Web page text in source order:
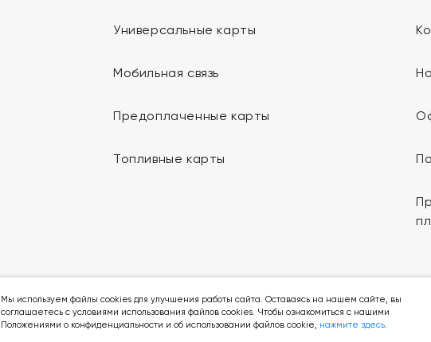
Универсальные карты
Мобильная связь
Предоплаченные карты
Топливные карты
Мы в социальных сетях:
Мы используем файлы cookies для улучшения работы сайта. Оставаясь на нашем сайте, вы
соглашаетесь с условиями использования файлов cookies. Чтобы ознакомиться с нашими
Положениями о конфиденциальности и об использовании файлов cookie, нажмите здесь.